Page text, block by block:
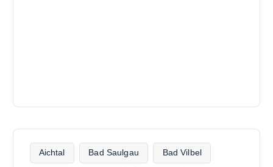
Aichtal Bad Saulgau Bad Vilbel